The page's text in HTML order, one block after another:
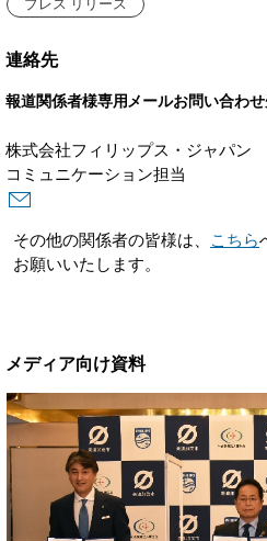
プレス リリース
連絡先
報道関係者様専用メールお問い合わせ
株式会社フィリップス・ジャパン
コミュニケーション担当
その他の関係者の皆様は、 こちら
お願いいたします。
メディア向け資料